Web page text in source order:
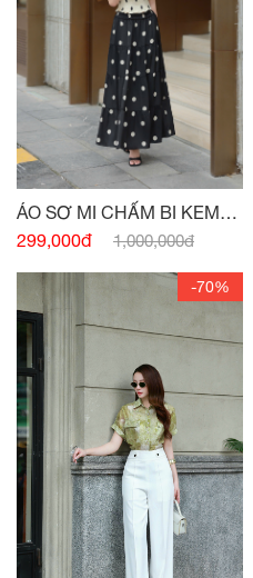
ÁO SƠ MI CHẤM BI KEM
ĐEN CHUN VAI
299,000đ 1,000,000đ
-70%